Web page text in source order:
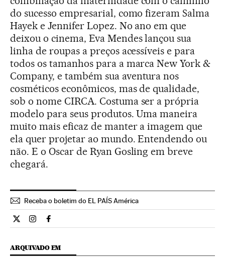
do sucesso empresarial, como fizeram Salma
Hayek e Jennifer Lopez. No ano em que
deixou o cinema, Eva Mendes lançou sua
linha de roupas a preços acessíveis e para
todos os tamanhos para a marca New York &
Company, e também sua aventura nos
cosméticos econômicos, mas de qualidade,
sob o nome CIRCA. Costuma ser a própria
modelo para seus produtos. Uma maneira
muito mais eficaz de manter a imagem que
ela quer projetar ao mundo. Entendendo ou
não. E o Oscar de Ryan Gosling em breve
chegará.
Receba o boletim do EL PAÍS América
Cultura El País Brasil en Twitter
Cultura El País Brasil en Instagram
Cultura El País Brasil en Facebook
ARQUIVADO EM